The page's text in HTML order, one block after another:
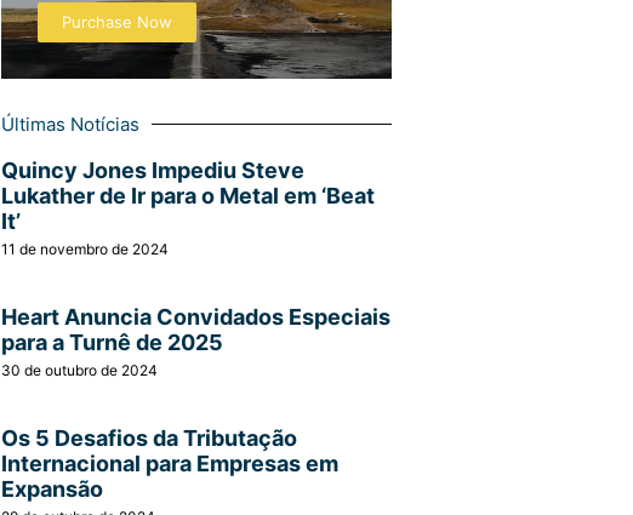
Purchase Now
Últimas Notícias
Quincy Jones Impediu Steve
Lukather de Ir para o Metal em ‘Beat
It’
11 de novembro de 2024
Heart Anuncia Convidados Especiais
para a Turnê de 2025
30 de outubro de 2024
Os 5 Desafios da Tributação
Internacional para Empresas em
Expansão